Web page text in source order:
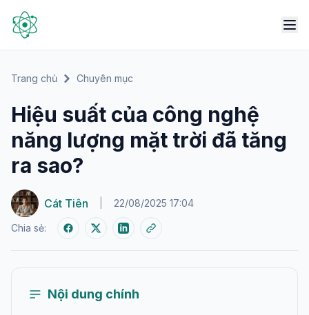
Trang chủ Chuyên mục
Hiệu suất của công nghệ
năng lượng mặt trời đã tăng
ra sao?
Cát Tiên 22/08/2025 17:04
Chia sẻ:
Nội dung chính